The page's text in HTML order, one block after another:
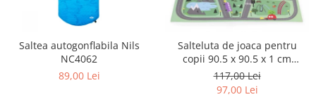
Saltea autogonflabila Nils
NC4062
89,00 Lei
Salteluta de joaca pentru
copii 90.5 x 90.5 x 1 cm
ECOEVA021 - Orasel
117,00 Lei
97,00 Lei